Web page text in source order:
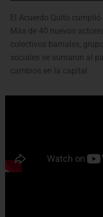
El Acuerdo Quito
Más de 40 nuevos
colectivos barriales,
sociales se sumaron al
cambios en la capital.